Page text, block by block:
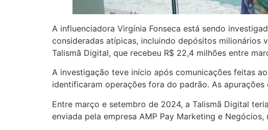
A influenciadora Virgínia Fonseca está sendo
consideradas atípicas, incluindo depósitos milionários
Talismã Digital, que recebeu R$ 22,4 milhões entre
A investigação teve início após comunicações feitas
identificaram operações fora do padrão. As
Entre março e setembro de 2024, a Talismã Digital
enviada pela empresa AMP Pay Marketing e